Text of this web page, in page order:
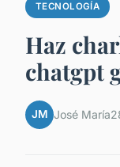
TECNOLOGÍA
Haz
chatgpt
JM José María